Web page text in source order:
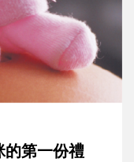
的第一份禮